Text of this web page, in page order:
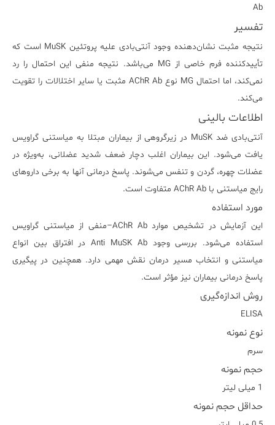
Ab
تفسیر
نتیجه مثبت نشان‌دهنده وجود آنتی‌بادی علیه پروتئین MuSK است که
تأییدکننده فرم خاصی از MG می‌باشد. نتیجه منفی این احتمال را رد
نمی‌کند، اما احتمال MG نوع AChR Ab مثبت یا سایر اختلالات را تقویت
می‌کند.
اطلاعات بالینی
آنتی‌بادی ضد MuSK در زیرگروهی از بیماران مبتلا به میاستنی گراویس
یافت می‌شود. این بیماران اغلب دچار ضعف شدید عضلانی، به‌ویژه در
عضلات چهره، گردن و تنفس می‌شوند. پاسخ درمانی آنها به برخی داروهای
رایج میاستنی با AChR Ab متفاوت است.
مورد استفاده
این آزمایش در تشخیص موارد AChR Ab–منفی از میاستنی گراویس
استفاده می‌شود. بررسی وجود Anti MuSK Ab در افتراق بین انواع
میاستنی و انتخاب مسیر درمان نقش مهمی دارد. همچنین در پیگیری
پاسخ درمانی بیماران نیز مؤثر است.
روش اندازه‌گیری
ELISA
نوع نمونه
سرم
حجم نمونه
1 میلی لیتر
حداقل حجم نمونه